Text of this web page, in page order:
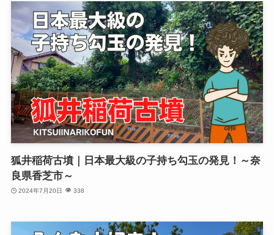
狐井稲荷古墳｜日本最大級の子持ち勾玉の発見！～奈
良県香芝市～
2024年7月20日 338